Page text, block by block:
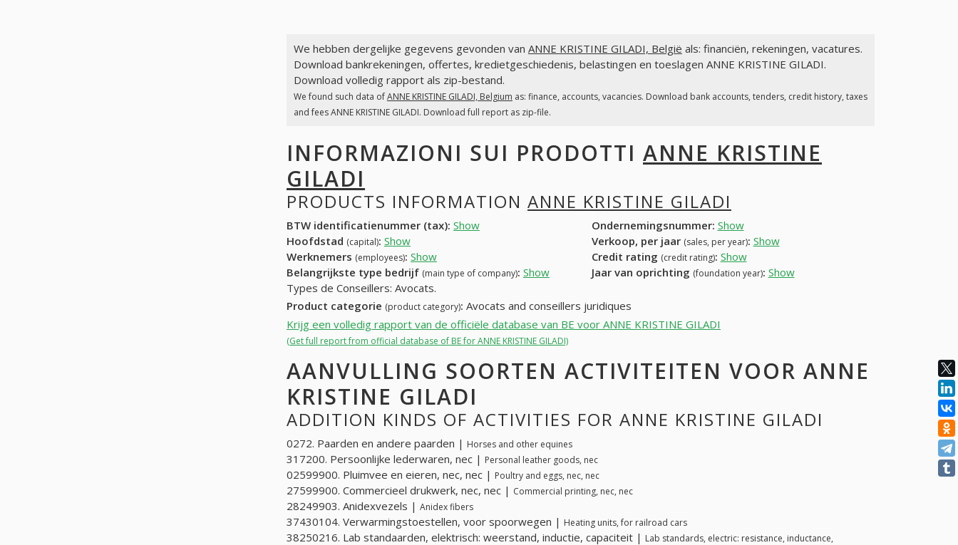
We hebben dergelijke gegevens gevonden van ANNE KRISTINE GILADI, België als: financiën, rekeningen, vacatures.
Download bankrekeningen, offertes, kredietgeschiedenis, belastingen en toeslagen ANNE KRISTINE GILADI.
Download volledig rapport als zip-bestand.
We found such data ofANNE KRISTINE GILADI, Belgium as: finance, accounts, vacancies. Download bank accounts, tenders, credit history, taxes
and fees ANNE KRISTINE GILADI. Download full report as zip-file.
INFORMAZIONI SUI PRODOTTI ANNE KRISTINE
GILADI
PRODUCTS INFORMATION ANNE KRISTINE GILADI
BTW identificatienummer (tax): Show Ondernemingsnummer: Show
Hoofdstad (capital): Show Verkoop, per jaar (sales, per year): Show
Werknemers (employees): Show Credit rating (credit rating): Show
Belangrijkste type bedrijf (main type of company): Show Jaar van oprichting (foundation year): Show
Types de Conseillers: Avocats.
Product categorie (product category): Avocats and conseillers juridiques
Krijg een volledig rapport van de officiële database van BE voor ANNE KRISTINE GILADI
(Get full report from official database of BE for ANNE KRISTINE GILADI)
AANVULLING SOORTEN ACTIVITEITEN VOOR ANNE
KRISTINE GILADI
ADDITION KINDS OF ACTIVITIES FOR ANNE KRISTINE GILADI
0272. Paarden en andere paarden | Horses and other equines
317200. Persoonlijke lederwaren, nec | Personal leather goods, nec
02599900. Pluimvee en eieren, nec, nec | Poultry and eggs, nec, nec
27599900. Commercieel drukwerk, nec, nec | Commercial printing, nec, nec
28249903. Anidexvezels | Anidex fibers
37430104. Verwarmingstoestellen, voor spoorwegen | Heating units, for railroad cars
38250216. Lab standaarden, elektrisch: weerstand, inductie, capaciteit | Lab standards, electric: resistance, inductance,